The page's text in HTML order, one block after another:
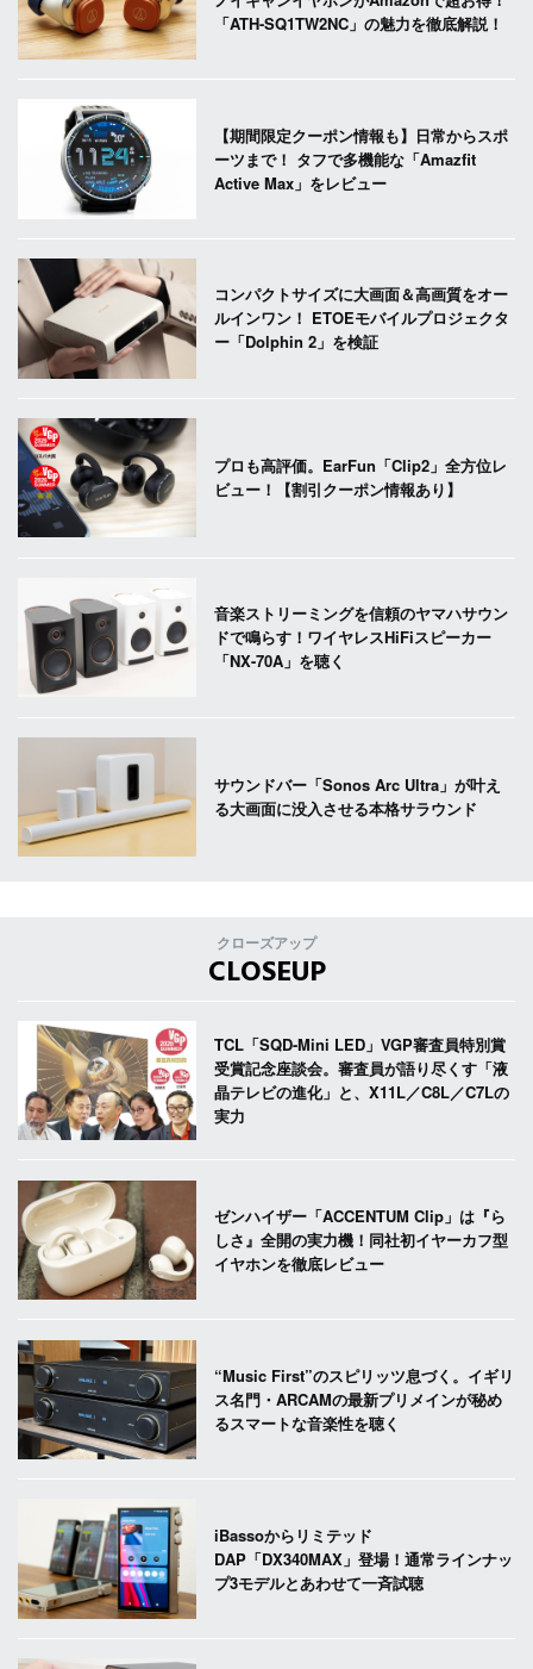
「ATH-SQ1TW2NC」の魅力を徹底解説！
【期間限定クーポン情報も】日常からスポ
ーツまで！ タフで多機能な「Amazfit
Active Max」をレビュー
コンパクトサイズに大画面＆高画質をオー
ルインワン！ ETOEモバイルプロジェクタ
ー「Dolphin 2」を検証
プロも高評価。EarFun「Clip2」全方位レ
ビュー！【割引クーポン情報あり】
音楽ストリーミングを信頼のヤマハサウン
ドで鳴らす！ワイヤレスHiFiスピーカー
「NX-70A」を聴く
サウンドバー「Sonos Arc Ultra」が叶え
る大画面に没入させる本格サラウンド
クローズアップ
CLOSEUP
TCL「SQD-Mini LED」VGP審査員特別賞
受賞記念座談会。審査員が語り尽くす「液
晶テレビの進化」と、X11L／C8L／C7Lの
実力
ゼンハイザー「ACCENTUM Clip」は『ら
しさ』全開の実力機！同社初イヤーカフ型
イヤホンを徹底レビュー
“Music First”のスピリッツ息づく。イギリ
ス名門・ARCAMの最新プリメインが秘め
るスマートな音楽性を聴く
iBassoからリミテッド
DAP「DX340MAX」登場！通常ラインナッ
プ3モデルとあわせて一斉試聴